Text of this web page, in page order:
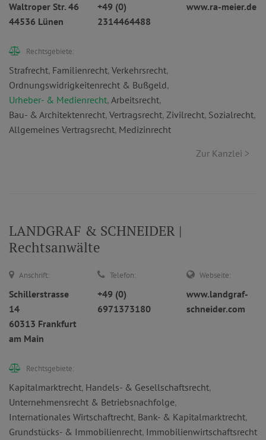
Waltroper Str. 46
44536 Lünen
+49 (0)
2314464488
www.ra-meier.de
Rechtsgebiete:
Strafrecht, Familienrecht, Verkehrsrecht,
Ordnungswidrigkeitenrecht & Bußgeld,
Urheber- & Medienrecht, Arbeitsrecht,
Bau- & Architektenrecht, Vertragsrecht, Zivilrecht, Sozialrecht,
Allgemeines Vertragsrecht, Medizinrecht
Zur Kanzlei >
LANDGRAF & SCHNEIDER |
Rechtsanwälte
Anschrift:
Schillerstrasse
14
60313 Frankfurt
am Main
Telefon:
+49 (0)
6971373180
Webseite:
www.landgraf-
schneider.com
Rechtsgebiete:
Kapitalmarktrecht, Handels- & Gesellschaftsrecht,
Unternehmensrecht & Betriebsnachfolge,
Internationales Wirtschaftrecht, Bank- & Kapitalmarktrecht,
Grundstücks- & Immobilienrecht, Immobilienwirtschaftsrecht